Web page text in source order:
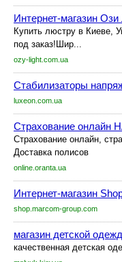
Интернет-магазин
Купить люстру в Киеве,
под заказ!Шир...
ozy-light.com.ua
Стабилизаторы
luxeon.com.ua
Страхование онлайн
Страхование онлайн,
Доставка полисов
online.oranta.ua
Интернет-магазин
shop.marcom-group.com
магазин детской
качественная детская